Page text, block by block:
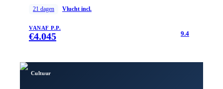
21 dagen Vlucht incl.
VANAF P.P.
€4.045 9.4
Cultuur